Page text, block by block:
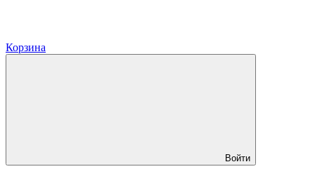
Корзина
Войти